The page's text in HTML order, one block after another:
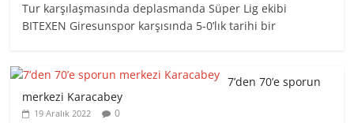
Tur karşılaşmasında deplasmanda Süper Lig ekibi
BITEXEN Giresunspor karşısında 5-0’lık tarihi bir
7’den 70’e sporun
merkezi Karacabey
19 Aralık 2022 0